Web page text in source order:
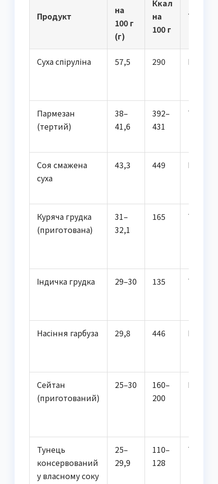
Продукт
на
100 г
(г)
Ккал
на
100 г
Тип
Суха спіруліна 57,5 290
Пармезан
(тертий)
38–
41,6
392–
431
Соя смажена
суха
43,3 449
Куряча грудка
(приготована)
31–
32,1
165
Індичка грудка 29–30 135
Насіння гарбуза 29,8 446
Сейтан
(приготований)
25–30
160–
200
Тунець
консервований
у власному соку
25–
29,9
110–
128